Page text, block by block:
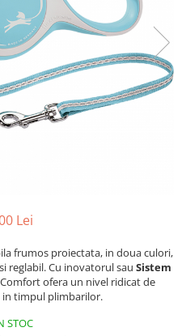
Lei
frumos proiectata, in doua culori,
reglabil. Cu inovatorul sau Sistem
ofera un nivel ridicat de
timpul plimbarilor.
STOC